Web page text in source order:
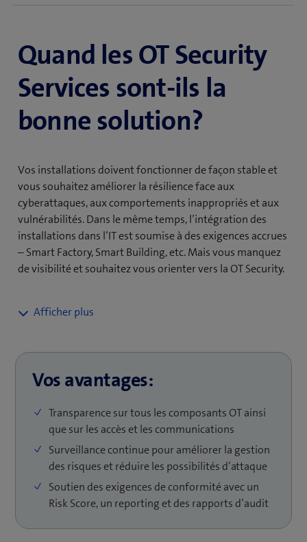
Avec nos OT Security Services, nous vous
accompagnons dans votre transition. Obtenez un
aperçu transparent de vos OT Security Systems et
protégez-les contre les risques et menaces
d’aujourd’hui et de demain. Vous améliorez ainsi la
l’automatisation des bâtiments. De plus, la
transparence sur les systèmes utilisés et les risques
existants facilite le respect des exigences de
conformité, notamment dans la santé.
Quand les OT Security
Services sont-ils la
bonne solution?
Vos installations doivent fonctionner de façon stable et
vous souhaitez améliorer la résilience face aux
cyberattaques, aux comportements inappropriés et aux
vulnérabilités. Dans le même temps, l’intégration des
installations dans l’IT est soumise à des exigences accrues
– Smart Factory, Smart Building, etc. Mais vous manquez
de visibilité et souhaitez vous orienter vers la OT Security.
Transparence sur les composants utilisés et leur
communication, p. ex. accès à distance
Base de données pour remplir les exigences de
conformité et de gestion des risques
Intégration renforcée de l’OT et de l’IT tout en
minimisant les risques
OT Security Services pour compenser le manque de
spécialistes en interne
Vos avantages:
Transparence sur tous les composants OT ainsi
que sur les accès et les communications
Surveillance continue pour améliorer la gestion
des risques et réduire les possibilités d’attaque
Soutien des exigences de conformité avec un
Risk Score, un reporting et des rapports d’audit